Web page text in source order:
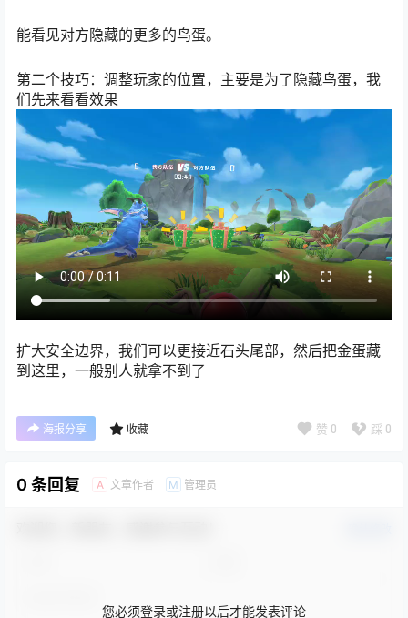
能看见对方隐藏的更多的鸟蛋。
第二个技巧：调整玩家的位置，主要是为了隐藏鸟蛋，我
们先来看看效果
扩大安全边界，我们可以更接近石头尾部，然后把金蛋藏
到这里，一般别人就拿不到了
海报分享 收藏 赞 0 踩 0
0 条回复 A 文章作者 M 管理员
您必须登录或注册以后才能发表评论